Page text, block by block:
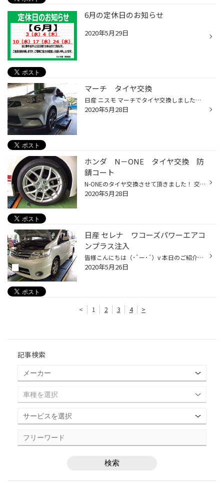
6月の定休日のお知らせ
2020年5月29日
マーチ タイヤ交換
日産 ニスモ マーチでタイヤ交換しました。 タイヤは#ポテンザRE-71RSです。 新品と今まで履いていたやつとでは一目瞭然ですね
2020年5月28日
ホンダ N－ONE タイヤ交換 防
錆コート
N-ONEのタイヤ交換させて頂きました！ 交換させて頂いたタイヤを確認中に 二箇所セパレーション発見!! タイヤの横の部分（サイドウォール）が腫れ上がっている これがセパレーションと言う症状なんです！ タイヤはゴム＋ワイヤー＋ゴムと簡単にはタイヤの構造は以上のように折り重なって出来てます...
2020年5月28日
日産 セレナ ワコーズパワーエアコ
ンプラス注入
皆様こんにちは（･`ー･´）v 本日のご紹介です! 車種:日産 セレナ(C26系) 商品:ワコーズ パワーエアコンプラス 段々と気温が上がり暑くなってきました。 エアコンをONにする機会も増えてきたと思います。 今回のお車も「もう少し冷えるようにしたい」とのご要望で来店頂きました。 この型のセレナは...
2020年5月26日
< 1 2 3 4 >
記事検索